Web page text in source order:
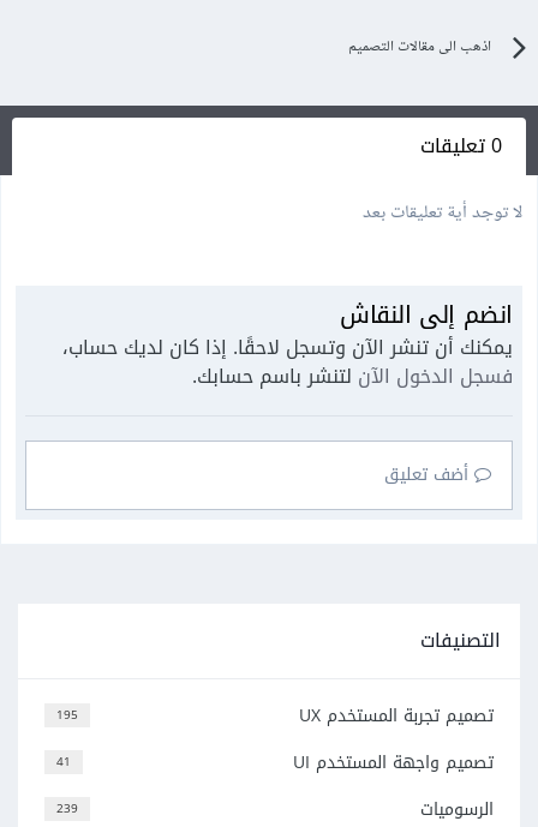
اذهب الى مقالات التصميم
0 تعليقات
لا توجد أية تعليقات بعد
انضم إلى النقاش
يمكنك أن تنشر الآن وتسجل لاحقًا. إذا كان لديك حساب،
فسجل الدخول الآن لتنشر باسم حسابك.
أضف تعليق
التصنيفات
195 تصميم تجربة المستخدم UX
41 تصميم واجهة المستخدم UI
239 الرسوميات